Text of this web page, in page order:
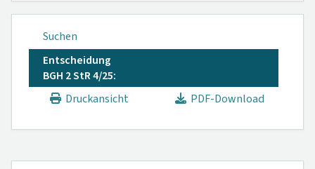
Suchen
Entscheidung
BGH 2 StR 4/25:
Druckansicht
PDF-Download